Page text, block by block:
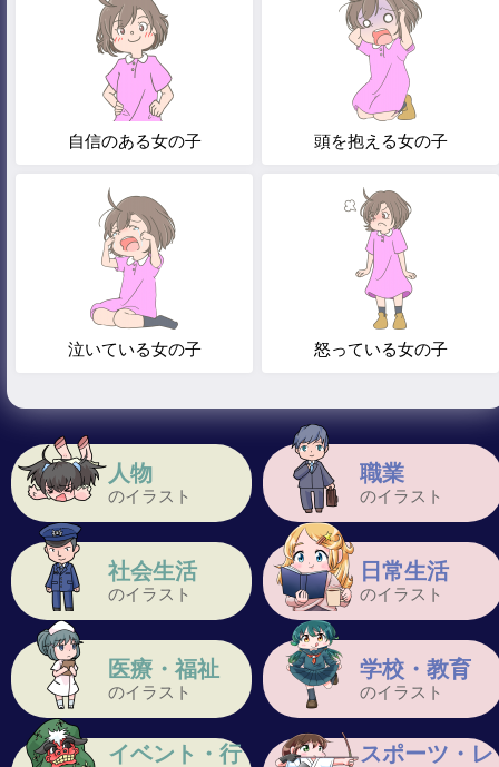
人物
のイラスト
職業
のイラスト
社会生活
のイラスト
日常生活
のイラスト
医療・福祉
のイラスト
学校・教育
のイラスト
イベント・行
スポーツ・レ
自信のある女の子 頭を抱える女の子
泣いている女の子 怒っている女の子